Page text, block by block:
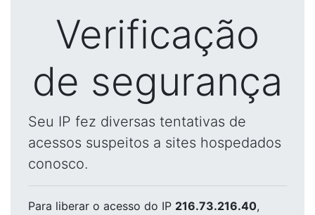
Verificação
de segurança
Seu IP fez diversas tentativas de
acessos suspeitos a sites hospedados
conosco.
Para liberar o acesso do IP 216.73.216.40,